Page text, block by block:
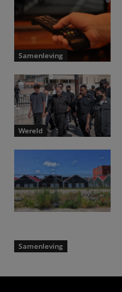
Samenleving
Wereld
Samenleving